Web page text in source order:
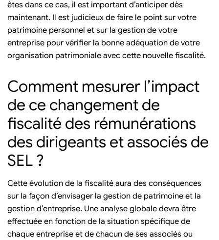
êtes dans ce cas, il est important d’anticiper dès
maintenant. Il est judicieux de faire le point sur votre
patrimoine personnel et sur la gestion de votre
entreprise pour vérifier la bonne adéquation de votre
organisation patrimoniale avec cette nouvelle fiscalité.
Comment mesurer l’impact
de ce changement de
fiscalité des rémunérations
des dirigeants et associés de
SEL ?
Cette évolution de la fiscalité aura des conséquences
sur la façon d’envisager la gestion de patrimoine et la
gestion d’entreprise. Une analyse globale devra être
effectuée en fonction de la situation spécifique de
chaque entreprise et de chacun de ses associés ou